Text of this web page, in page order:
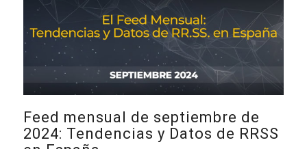
Feed mensual de septiembre de
2024: Tendencias y Datos de RRSS